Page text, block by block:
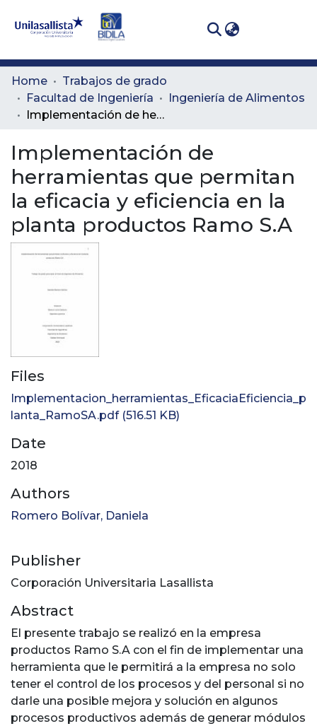
Communities
& Collections
All of DSpace
Statistics
Home
Trabajos de grado
Facultad de Ingeniería
Ingeniería de Alimentos
Implementación de herramientas que permitan la eficacia y eficiencia en la planta productos Ramo S.A
Implementación de
herramientas que permitan
la eficacia y eficiencia en la
planta productos Ramo S.A
Files
Implementacion_herramientas_EficaciaEficiencia_p
lanta_RamoSA.pdf(516.51 KB)
Date
2018
Authors
Romero Bolívar, Daniela
Publisher
Corporación Universitaria Lasallista
Abstract
El presente trabajo se realizó en la empresa
productos Ramo S.A con el fin de implementar una
herramienta que le permitirá a la empresa no solo
tener el control de los procesos y del personal si no
darle una posible mejora y solución en algunos
procesos productivos además de generar módulos